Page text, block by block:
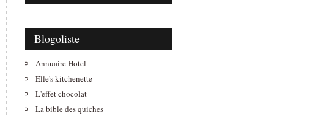
Blogoliste
Annuaire Hotel
Elle's kitchenette
L'effet chocolat
La bible des quiches